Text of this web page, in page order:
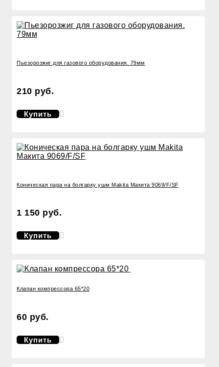
Пьезорозжиг для газового оборудования. 79мм
210 руб.
Купить
Коническая пара на болгарку ушм Makita Макита 9069/F/SF
1 150 руб.
Купить
Клапан компрессора 65*20
60 руб.
Купить